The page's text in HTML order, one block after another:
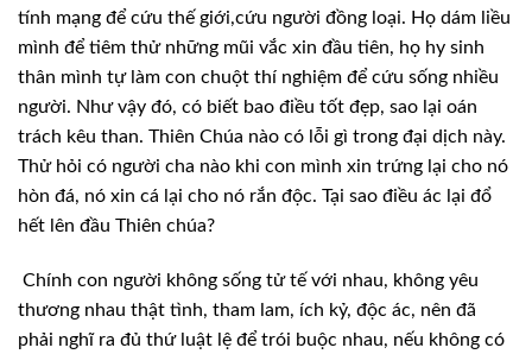
tính mạng để cứu thế giới,cứu người đồng loại. Họ dám liều
mình để tiêm thử những mũi vắc xin đầu tiên, họ hy sinh
thân mình tự làm con chuột thí nghiệm để cứu sống nhiều
người. Như vậy đó, có biết bao điều tốt đẹp, sao lại oán
trách kêu than. Thiên Chúa nào có lỗi gì trong đại dịch này.
Thử hỏi có người cha nào khi con mình xin trứng lại cho nó
hòn đá, nó xin cá lại cho nó rắn độc. Tại sao điều ác lại đổ
hết lên đầu Thiên chúa?
Chính con người không sống tử tế với nhau, không yêu
thương nhau thật tình, tham lam, ích kỷ, độc ác, nên đã
phải nghĩ ra đủ thứ luật lệ để trói buộc nhau, nếu không có